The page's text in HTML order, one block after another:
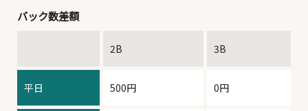
バック数差額
2B 3B
平日 500円 0円